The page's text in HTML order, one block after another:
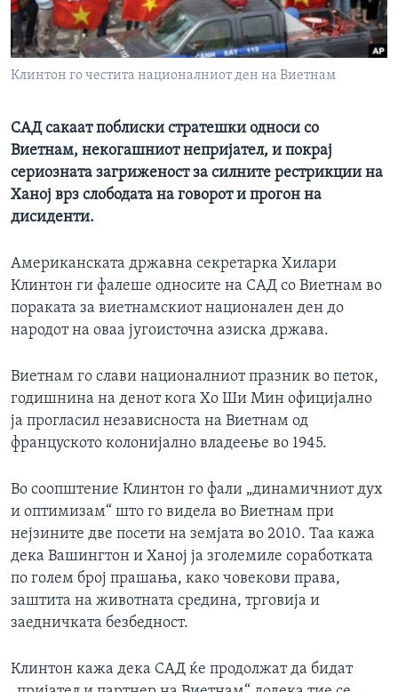
ИНТЕРВЈУА
Јазици
Клинтон го честита националниот ден на Виетнам
САД сакаат поблиски стратешки односи со
Виетнам, некогашниот непријател, и покрај
сериозната загриженост за силните рестрикции на
Ханој врз слободата на говорот и прогон на
дисиденти.
Американската државна секретарка Хилари
Клинтон ги фалеше односите на САД со Виетнам во
пораката за виетнамскиот национален ден до
народот на оваа југоисточна азиска држава.
Виетнам го слави националниот празник во петок,
годишнина на денот кога Хо Ши Мин официјално
ја прогласил независноста на Виетнам од
француското колонијално владеење во 1945.
Во соопштение Клинтон го фали „динамичниот дух
и оптимизам“ што го видела во Виетнам при
нејзините две посети на земјата во 2010. Таа кажа
дека Вашингтон и Ханој ја зголемиле соработката
по голем број прашања, како човекови права,
заштита на животната средина, трговија и
заедничката безбедност.
Клинтон кажа дека САД ќе продолжат да бидат